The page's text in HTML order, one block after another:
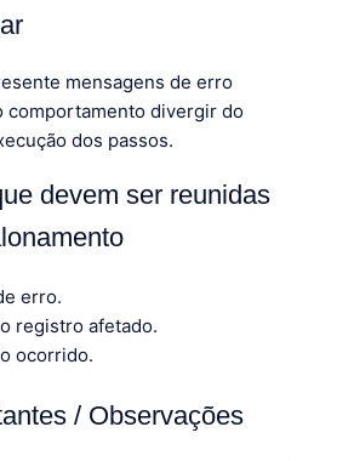
mensagens de erro
comportamento divergir do
dos passos.
devem ser reunidas
erro.
registro afetado.
ocorrido.
/ Observações